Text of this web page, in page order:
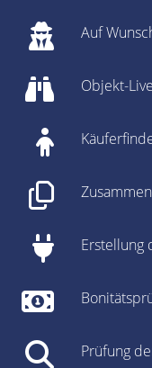
Auf
Objekt-
Erstellung
Prüfung